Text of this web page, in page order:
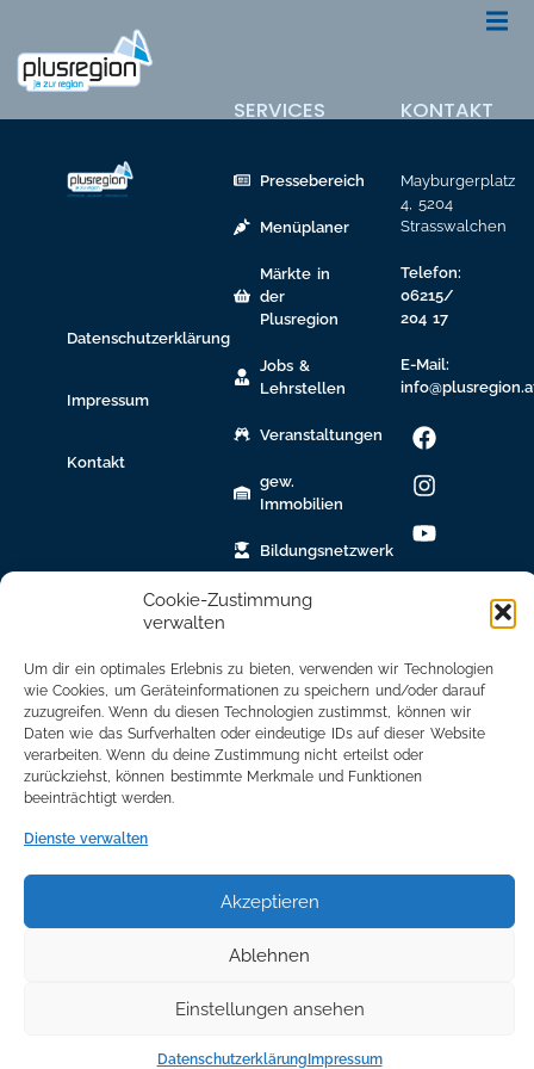
Cookie-Zustimmung
verwalten
Um dir ein optimales Erlebnis zu bieten, verwenden wir Technologien
wie Cookies, um Geräteinformationen zu speichern und/oder darauf
zuzugreifen. Wenn du diesen Technologien zustimmst, können wir
Daten wie das Surfverhalten oder eindeutige IDs auf dieser Website
verarbeiten. Wenn du deine Zustimmung nicht erteilst oder
zurückziehst, können bestimmte Merkmale und Funktionen
beeinträchtigt werden.
Dienste verwalten
Akzeptieren
Ablehnen
Einstellungen ansehen
Datenschutzerklärung Impressum
Datenschutzerklärung
Impressum
Kontakt
SERVICES
Pressebereich
Menüplaner
Märkte in
der
Plusregion
Jobs &
Lehrstellen
Veranstaltungen
gew.
Immobilien
Bildungsnetzwerk
Newsletter
Mitglied
werden
Mitgliederbereich
KONTAKT
Mayburgerplatz
4, 5204
Strasswalchen
Telefon:
06215/
204 17
E-Mail:
©2024 All Rights Reserved. made with ♥ by